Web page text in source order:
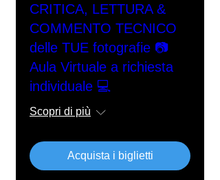
CRITICA, LETTURA &
COMMENTO TECNICO
delle TUE fotografie 📷
Aula Virtuale a richiesta
individuale 💻
Scopri di più
Acquista i biglietti